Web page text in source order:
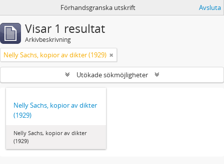
Förhandsgranska utskrift Avsluta
Visar 1 resultat
Arkivbeskrivning
Nelly Sachs, kopior av dikter (1929)
Utökade sökmöjligheter
Nelly Sachs, kopior av dikter
(1929)
Nelly Sachs, kopior av dikter
(1929)